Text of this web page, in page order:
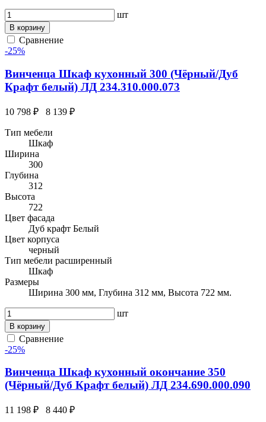
шт
В корзину
Сравнение
-25%
Винченца Шкаф кухонный 300 (Чёрный/Дуб
Крафт белый) ЛД 234.310.000.073
10 798 ₽ 8 139 ₽
Тип мебели
Шкаф
Ширина
300
Глубина
312
Высота
722
Цвет фасада
Дуб крафт Белый
Цвет корпуса
черный
Тип мебели расширенный
Шкаф
Размеры
Ширина 300 мм, Глубина 312 мм, Высота 722 мм.
шт
В корзину
Сравнение
-25%
Винченца Шкаф кухонный окончание 350
(Чёрный/Дуб Крафт белый) ЛД 234.690.000.090
11 198 ₽ 8 440 ₽